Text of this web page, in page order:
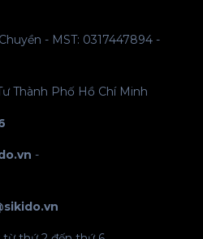
- MST: 0317447894 -
Thành Phố Hồ Chí Minh
-